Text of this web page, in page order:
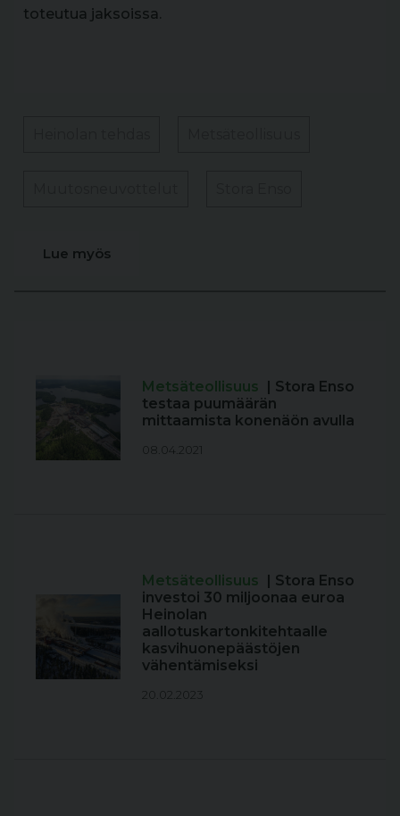
toteutua jaksoissa.
Lue myös
Metsäteollisuus | Stora Enso
testaa puumäärän
mittaamista konenäön avulla
08.04.2021
Metsäteollisuus | Stora Enso
investoi 30 miljoonaa euroa
Heinolan
aallotuskartonkitehtaalle
kasvihuonepäästöjen
vähentämiseksi
20.02.2023